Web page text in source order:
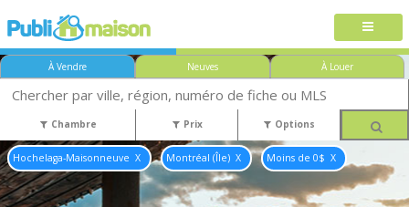
À Vendre Neuves À Louer
Chambre Prix Options
Hochelaga-Maisonneuve Montréal (Île) Moins de 0$